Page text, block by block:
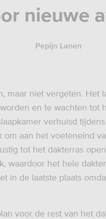
nieuwe
Pepijn Lanen
maar niet vergeten. Het
en te wachten tot
verhuisd
aan het voeteneind
tot het dakterras
waardoor het hele
in de laatste plaats
voor de rest van het